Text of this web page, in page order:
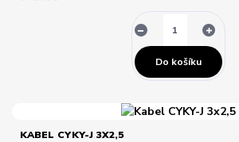
Do košíku
KABEL CYKY-J 3X2,5